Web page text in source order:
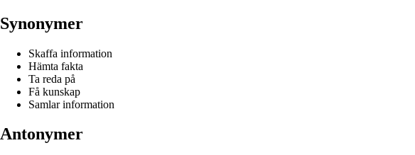
Synonymer
Skaffa information
Hämta fakta
Ta reda på
Få kunskap
Samlar information
Antonymer